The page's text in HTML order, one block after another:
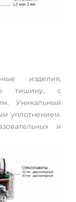
изделия,
тишину, с
Уникальный
уплотнением.
и